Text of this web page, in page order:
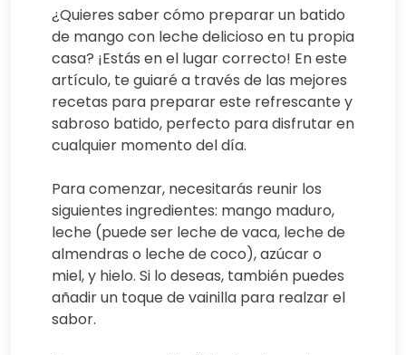
¿Quieres saber cómo preparar un batido
de mango con leche delicioso en tu propia
casa? ¡Estás en el lugar correcto! En este
artículo, te guiaré a través de las mejores
recetas para preparar este refrescante y
sabroso batido, perfecto para disfrutar en
cualquier momento del día.
Para comenzar, necesitarás reunir los
siguientes ingredientes: mango maduro,
leche (puede ser leche de vaca, leche de
almendras o leche de coco), azúcar o
miel, y hielo. Si lo deseas, también puedes
añadir un toque de vainilla para realzar el
sabor.